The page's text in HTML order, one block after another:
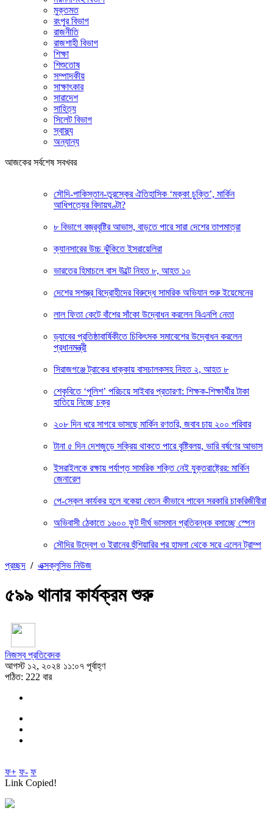
মুক্তমত
রংপুর বিভাগ
রাজনীতি
রাজশাহী বিভাগ
শিক্ষা
শিশুতোষ
সম্পাদকীয়
সাক্ষাৎকার
সারাদেশ
সাহিত্য
সিলেট বিভাগ
স্বাস্থ্য
অন্যান্য
আজকের সর্বশেষ সবখবর
সৌদি-পাকিস্তান-তুরস্কের ঐতিহাসিক ‘মক্কা চুক্তি’, মার্কিন
আধিপত্যের বিদায়ঘণ্টা?
৮ বিভাগে বজ্রবৃষ্টির আভাস, বাড়তে পারে সারা দেশের তাপমাত্রা
ক্যানসারের উচ্চ ঝুঁকিতে ইসরায়েলিরা
ভারতের হিমাচলে বাস উল্টে নিহত ৮, আহত ১০
দেশের সশস্ত্র বিদ্রোহীদের বিরুদ্ধে সামরিক অভিযান শুরু ইয়েমেনের
লাল ফিতা কেটে বাঁশের সাঁকো উদ্বোধন করলেন বিএনপি নেতা
ড্যাবের প্রতিষ্ঠাবার্ষিকীতে চিকিৎসক সমাবেশের উদ্বোধন করলেন
প্রধানমন্ত্রী
সিরাজগঞ্জে ট্রাকের ধাক্কায় বাসচালকসহ নিহত ২, আহত ৮
শেকৃবিতে ‘পুলিশ’ পরিচয়ে সাইবার প্রতারণা: শিক্ষক-শিক্ষার্থীর টাকা
হাতিয়ে নিচ্ছে চক্র
২০৮ দিন ধরে সাগরে ভাসছে মার্কিন রণতরি, জবাব চায় ২০০ পরিবার
টানা ৫ দিন দেশজুড়ে সক্রিয় থাকতে পারে বৃষ্টিবলয়, ভারি বর্ষণের আভাস
ইসরাইলকে রক্ষায় পর্যাপ্ত সামরিক শক্তি নেই যুক্তরাষ্ট্রের: মার্কিন
জেনারেল
পে-স্কেল কার্যকর হলে বকেয়া বেতন কীভাবে পাবেন সরকারি চাকরিজীবীরা
অভিবাসী ঠেকাতে ১৬০০ ফুট দীর্ঘ ভাসমান প্রতিবন্ধক বসাচ্ছে স্পেন
সৌদির উদ্বেগ ও ইরানের হুঁশিয়ারির পর হামলা থেকে সরে এলেন ট্রাম্প
প্রচ্ছদ / এক্সক্লুসিভ নিউজ
৫৯৯ থানার কার্যক্রম শুরু
নিজস্ব প্রতিবেদক
আগস্ট ১২, ২০২৪ ১১:০৭ পূর্বাহ্ণ
পঠিত: 222 বার
ফ+ ফ- ফ
Link Copied!